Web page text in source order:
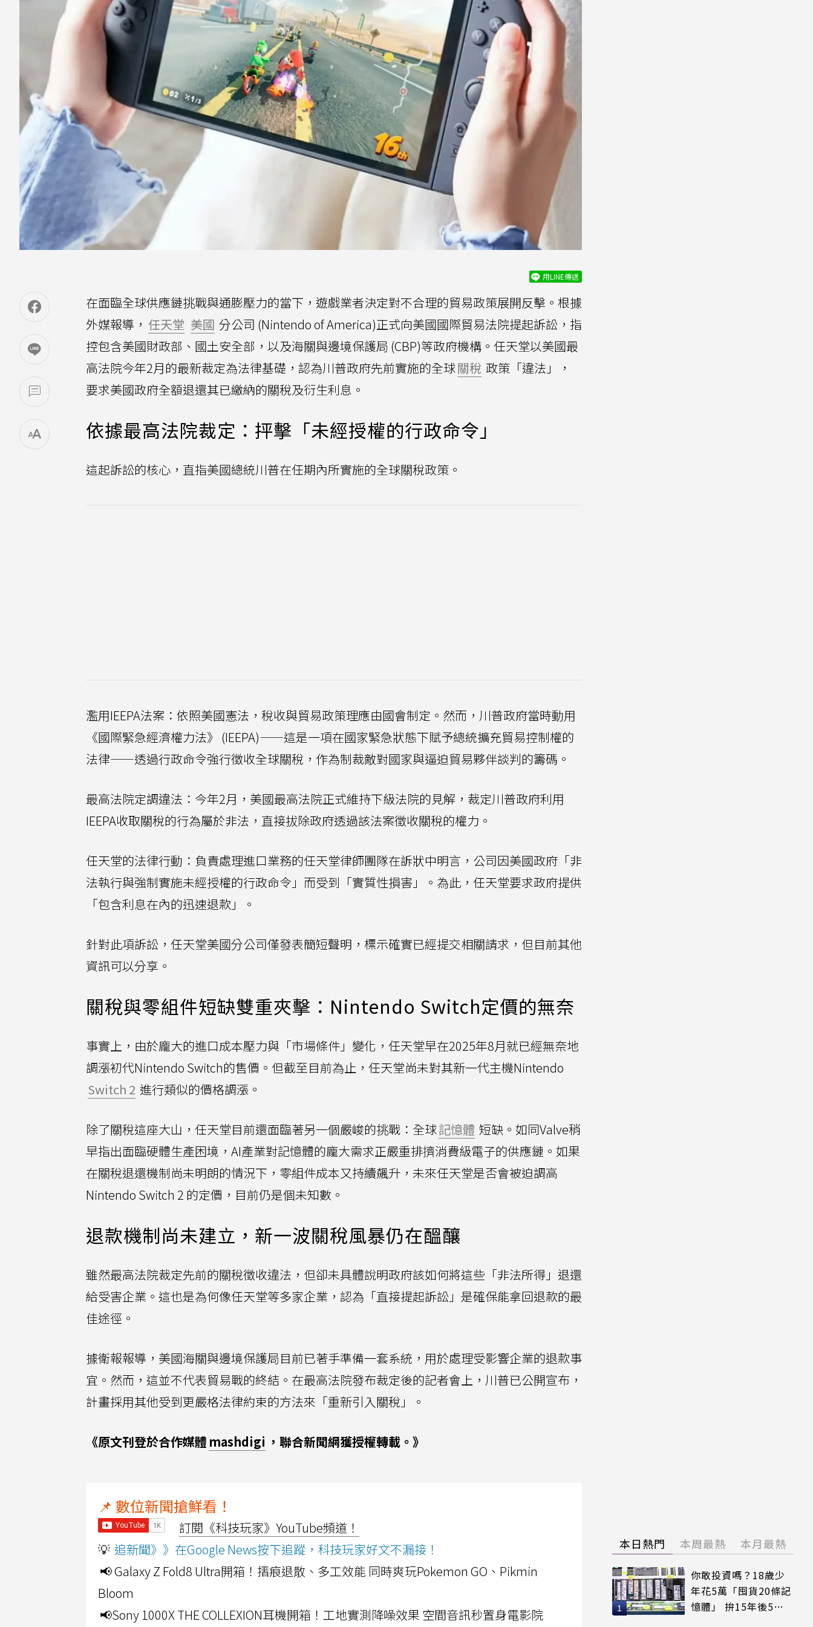
用LINE傳送
在面臨全球供應鏈挑戰與通膨壓力的當下，遊戲業者決定對不合理的貿易政策展開反擊。根據
外媒報導， 任天堂 美國 分公司 (Nintendo of America)正式向美國國際貿易法院提起訴訟，指
控包含美國財政部、國土安全部，以及海關與邊境保護局 (CBP)等政府機構。任天堂以美國最
高法院今年2月的最新裁定為法律基礎，認為川普政府先前實施的全球關稅 政策「違法」，
要求美國政府全額退還其已繳納的關稅及衍生利息。
依據最高法院裁定：抨擊「未經授權的行政命令」
這起訴訟的核心，直指美國總統川普在任期內所實施的全球關稅政策。
濫用IEEPA法案：依照美國憲法，稅收與貿易政策理應由國會制定。然而，川普政府當時動用
《國際緊急經濟權力法》 (IEEPA)——這是一項在國家緊急狀態下賦予總統擴充貿易控制權的
法律——透過行政命令強行徵收全球關稅，作為制裁敵對國家與逼迫貿易夥伴談判的籌碼。
最高法院定調違法：今年2月，美國最高法院正式維持下級法院的見解，裁定川普政府利用
IEEPA收取關稅的行為屬於非法，直接拔除政府透過該法案徵收關稅的權力。
任天堂的法律行動：負責處理進口業務的任天堂律師團隊在訴狀中明言，公司因美國政府「非
法執行與強制實施未經授權的行政命令」而受到「實質性損害」。為此，任天堂要求政府提供
「包含利息在內的迅速退款」。
針對此項訴訟，任天堂美國分公司僅發表簡短聲明，標示確實已經提交相關請求，但目前其他
資訊可以分享。
關稅與零組件短缺雙重夾擊：Nintendo Switch定價的無奈
事實上，由於龐大的進口成本壓力與「市場條件」變化，任天堂早在2025年8月就已經無奈地
調漲初代Nintendo Switch的售價。但截至目前為止，任天堂尚未對其新一代主機Nintendo
Switch 2 進行類似的價格調漲。
除了關稅這座大山，任天堂目前還面臨著另一個嚴峻的挑戰：全球記憶體 短缺。如同Valve稍
早指出面臨硬體生產困境，AI產業對記憶體的龐大需求正嚴重排擠消費級電子的供應鏈。如果
在關稅退還機制尚未明朗的情況下，零組件成本又持續飆升，未來任天堂是否會被迫調高
Nintendo Switch 2 的定價，目前仍是個未知數。
退款機制尚未建立，新一波關稅風暴仍在醞釀
雖然最高法院裁定先前的關稅徵收違法，但卻未具體說明政府該如何將這些「非法所得」退還
給受害企業。這也是為何像任天堂等多家企業，認為「直接提起訴訟」是確保能拿回退款的最
佳途徑。
據衛報報導，美國海關與邊境保護局目前已著手準備一套系統，用於處理受影響企業的退款事
宜。然而，這並不代表貿易戰的終結。在最高法院發布裁定後的記者會上，川普已公開宣布，
計畫採用其他受到更嚴格法律約束的方法來「重新引入關稅」。
《原文刊登於合作媒體 mashdigi ，聯合新聞網獲授權轉載。》
📌 數位新聞搶鮮看！
訂閱《科技玩家》YouTube頻道！
💡 追新聞》》在Google News按下追蹤，科技玩家好文不漏接！
📢 Galaxy Z Fold8 Ultra開箱！摺痕退散、多工效能 同時爽玩Pokemon GO、Pikmin
Bloom
📢Sony 1000X THE COLLEXION耳機開箱！工地實測降噪效果 空間音訊秒置身電影院
本日熱門 本周最熱 本月最熱
你敢投資嗎？18歲少
年花5萬「囤貨20條記
憶體」 拚15年後5倍